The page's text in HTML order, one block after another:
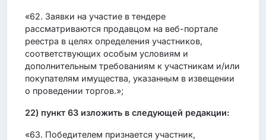
«62. Заявки на участие в тендере
рассматриваются продавцом на веб-портале
реестра в целях определения участников,
соответствующих особым условиям и
дополнительным требованиям к участникам и/или
покупателям имущества, указанным в извещении
о проведении торгов.»;
22) пункт 63 изложить в следующей редакции:
«63. Победителем признается участник,